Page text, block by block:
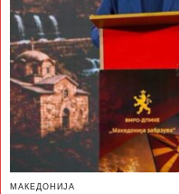
МАКЕДОНИЈА